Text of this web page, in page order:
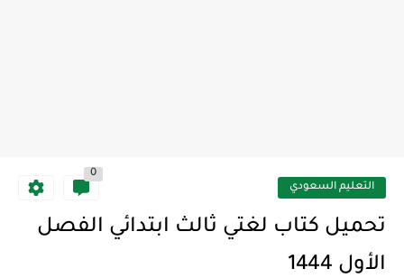
التعليم السعودي
0
تحميل كتاب لغتي ثالث ابتدائي الفصل
الأول 1444